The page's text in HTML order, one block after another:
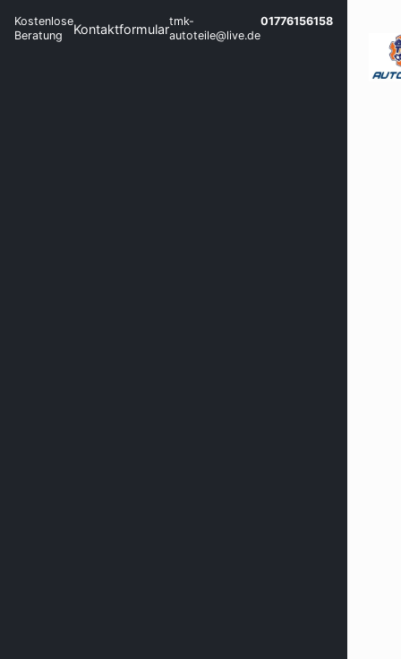
Kostenlose
Beratung
Kontaktformulartmk-
autoteile@live.de
01776156158